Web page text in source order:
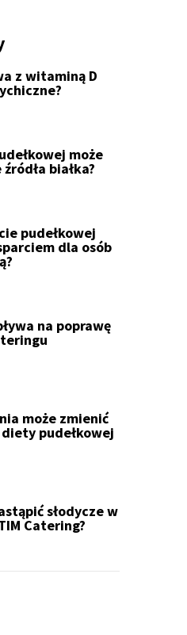
z witaminą D
może
białka?
pudełkowej
dla osób
na poprawę
może zmienić
pudełkowej
słodycze w
Catering?